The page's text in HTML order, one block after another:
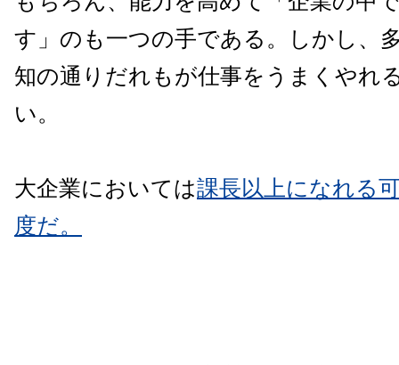
す」のも一つの手である。しかし、
知の通りだれもが仕事をうまくやれ
い。
大企業においては課長以上になれる
度だ。